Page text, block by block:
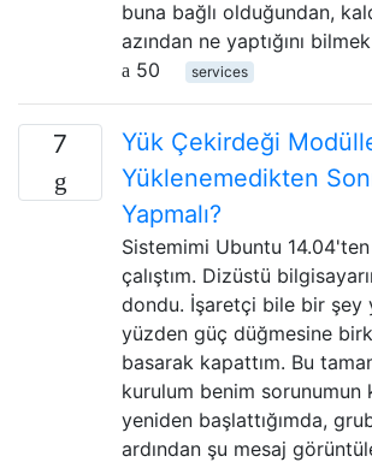
buna bağlı olduğundan,
azından ne yaptığını
50
services
7
Yük Çekirdeği
Yüklenemedikten
Yapmalı?
Sistemimi Ubuntu
çalıştım. Dizüstü
dondu. İşaretçi bile bir şey
yüzden güç düğmesine
basarak kapattım. Bu
kurulum benim sorunumun
yeniden başlattığımda,
ardından şu mesaj